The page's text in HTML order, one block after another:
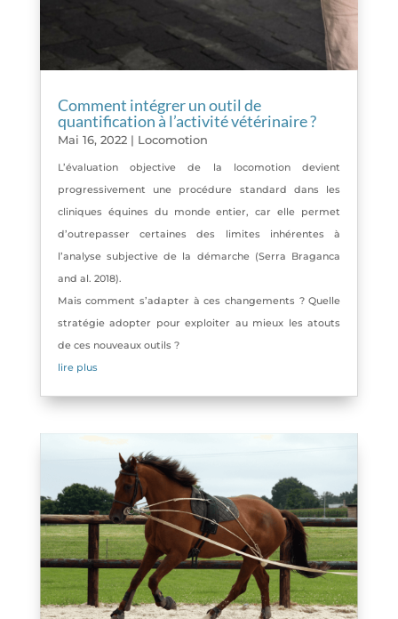
Comment intégrer un outil de
quantification à l’activité vétérinaire ?
Mai 16, 2022| Locomotion
L’évaluation objective de la locomotion devient
progressivement une procédure standard dans les
cliniques équines du monde entier, car elle permet
d’outrepasser certaines des limites inhérentes à
l’analyse subjective de la démarche (Serra Braganca
and al. 2018).
Mais comment s’adapter à ces changements ? Quelle
stratégie adopter pour exploiter au mieux les atouts
de ces nouveaux outils ?
lire plus